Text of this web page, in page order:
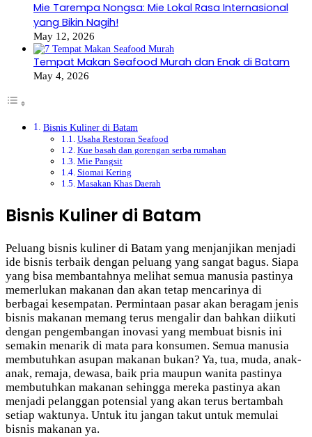
Mie Tarempa Nongsa: Mie Lokal Rasa Internasional
yang Bikin Nagih!
May 12, 2026
Tempat Makan Seafood Murah dan Enak di Batam
May 4, 2026
Bisnis Kuliner di Batam
Usaha Restoran Seafood
Kue basah dan gorengan serba rumahan
Mie Pangsit
Siomai Kering
Masakan Khas Daerah
Bisnis Kuliner di Batam
Peluang bisnis kuliner di Batam yang menjanjikan menjadi
ide bisnis terbaik dengan peluang yang sangat bagus. Siapa
yang bisa membantahnya melihat semua manusia pastinya
memerlukan makanan dan akan tetap mencarinya di
berbagai kesempatan. Permintaan pasar akan beragam jenis
bisnis makanan memang terus mengalir dan bahkan diikuti
dengan pengembangan inovasi yang membuat bisnis ini
semakin menarik di mata para konsumen. Semua manusia
membutuhkan asupan makanan bukan? Ya, tua, muda, anak-
anak, remaja, dewasa, baik pria maupun wanita pastinya
membutuhkan makanan sehingga mereka pastinya akan
menjadi pelanggan potensial yang akan terus bertambah
setiap waktunya. Untuk itu jangan takut untuk memulai
bisnis makanan ya.